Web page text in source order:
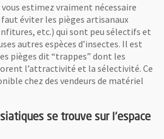
estimez vraiment nécessaire
éviter les pièges artisanaux
etc.) qui sont peu sélectifs et
autres espèces d’insectes. Il est
pièges dit “trappes” dont les
l’attractivité et la sélectivité. Ce
chez des vendeurs de matériel
se trouve sur l'espace